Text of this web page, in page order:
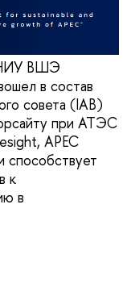
НИУ ВШЭ
в состав
совета (IAB)
при АТЭС
APEC
способствует
к
в